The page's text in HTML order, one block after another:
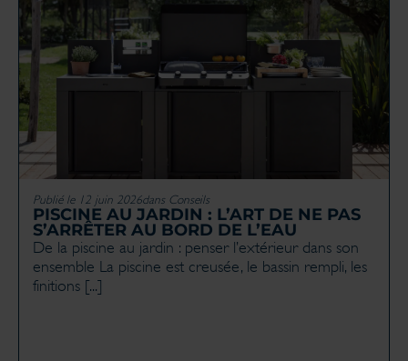
Publié le 12 juin 2026dans Conseils
PISCINE AU JARDIN : L’ART DE NE PAS
S’ARRÊTER AU BORD DE L’EAU
De la piscine au jardin : penser l’extérieur dans son
ensemble La piscine est creusée, le bassin rempli, les
finitions [...]